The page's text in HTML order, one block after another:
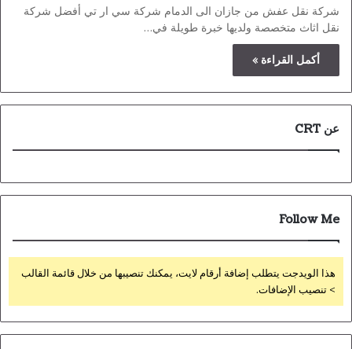
شركة نقل عفش من جازان الى الدمام شركة سي ار تي أفضل شركة
نقل اثاث متخصصة ولديها خبرة طويلة في…
أكمل القراءة »
عن CRT
Follow Me
هذا الويدجت يتطلب إضافة أرقام لايت، يمكنك تنصيبها من خلال قائمة القالب
> تنصيب الإضافات.